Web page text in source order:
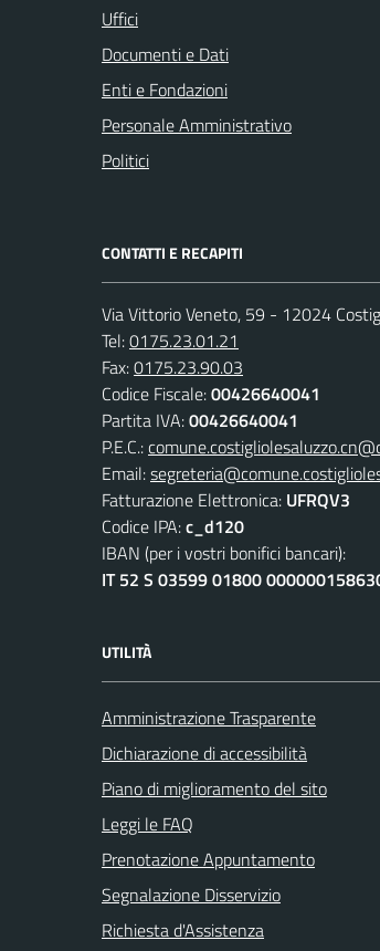
Uffici
Documenti e Dati
Enti e Fondazioni
Personale Amministrativo
Politici
CONTATTI E RECAPITI
Via Vittorio Veneto, 59 - 12024
Tel:0175.23.01.21
Fax:0175.23.90.03
Codice Fiscale:00426640041
Partita IVA:00426640041
P.E.C.:
Email:
Fatturazione Elettronica: UFRQV3
Codice IPA:c_d120
IBAN (per i vostri bonifici bancari):
IT 52 S 03599 01800
UTILITÀ
Amministrazione Trasparente
Dichiarazione di accessibilità
Piano di miglioramento del sito
Leggi le FAQ
Prenotazione Appuntamento
Segnalazione Disservizio
Richiesta d'Assistenza